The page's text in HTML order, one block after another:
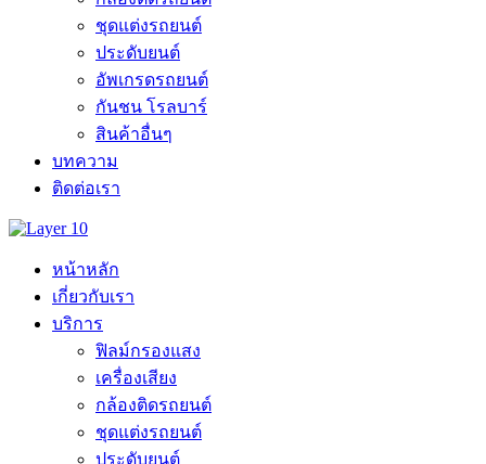
ชุดแต่งรถยนต์
ประดับยนต์
อัพเกรดรถยนต์
กันชน โรลบาร์
สินค้าอื่นๆ
บทความ
ติดต่อเรา
หน้าหลัก
เกี่ยวกับเรา
บริการ
ฟิลม์กรองแสง
เครื่องเสียง
กล้องติดรถยนต์
ชุดแต่งรถยนต์
ประดับยนต์